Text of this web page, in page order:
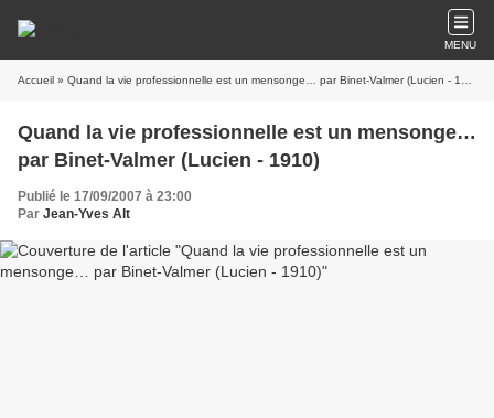
MENU
Accueil » Quand la vie professionnelle est un mensonge… par Binet-Valmer (Lucien - 1910)
Quand la vie professionnelle est un mensonge…
par Binet-Valmer (Lucien - 1910)
Publié le 17/09/2007 à 23:00
Par Jean-Yves Alt